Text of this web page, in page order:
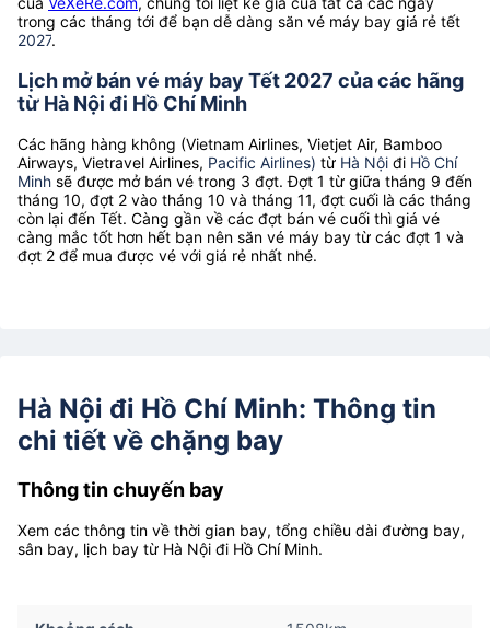
trong các tháng tới để bạn dễ dàng săn vé máy bay giá rẻ tết
2027.
Lịch mở bán vé máy bay Tết 2027 của các hãng
từ Hà Nội đi Hồ Chí Minh
Các hãng hàng không (Vietnam Airlines, Vietjet Air, Bamboo
Airways, Vietravel Airlines, Pacific Airlines) từ Hà Nội đi Hồ Chí
Minh sẽ được mở bán vé trong 3 đợt. Đợt 1 từ giữa tháng 9 đến
tháng 10, đợt 2 vào tháng 10 và tháng 11, đợt cuối là các tháng
còn lại đến Tết. Càng gần về các đợt bán vé cuối thì giá vé
càng mắc tốt hơn hết bạn nên săn vé máy bay từ các đợt 1 và
đợt 2 để mua được vé với giá rẻ nhất nhé.
Hà Nội đi Hồ Chí Minh: Thông tin
chi tiết về chặng bay
Thông tin chuyến bay
Xem các thông tin về thời gian bay, tổng chiều dài đường bay,
sân bay, lịch bay từ Hà Nội đi Hồ Chí Minh.